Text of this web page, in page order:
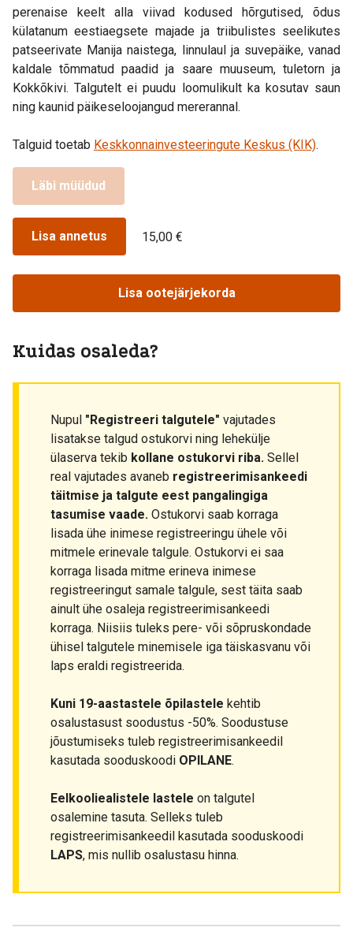
perenaise keelt alla viivad kodused hõrgutised, õdus
külatanum eestiaegsete majade ja triibulistes seelikutes
patseerivate Manija naistega, linnulaul ja suvepäike, vanad
kaldale tõmmatud paadid ja saare muuseum, tuletorn ja
Kokkõkivi. Talgutelt ei puudu loomulikult ka kosutav saun
ning kaunid päikeseloojangud mererannal.
Talguid toetab Keskkonnainvesteeringute Keskus (KIK).
Läbi müüdud
Lisa annetus 15,00 €
Lisa ootejärjekorda
Kuidas osaleda?
Nupul "Registreeri talgutele" vajutades
lisatakse talgud ostukorvi ning lehekülje
ülaserva tekib kollane ostukorvi riba. Sellel
real vajutades avaneb registreerimisankeedi
täitmise ja talgute eest pangalingiga
tasumise vaade. Ostukorvi saab korraga
lisada ühe inimese registreeringu ühele või
mitmele erinevale talgule. Ostukorvi ei saa
korraga lisada mitme erineva inimese
registreeringut samale talgule, sest täita saab
ainult ühe osaleja registreerimisankeedi
korraga. Niisiis tuleks pere- või sõpruskondade
ühisel talgutele minemisele iga täiskasvanu või
laps eraldi registreerida.
Kuni 19-aastastele õpilastele kehtib
osalustasust soodustus -50%. Soodustuse
jõustumiseks tuleb registreerimisankeedil
kasutada sooduskoodi OPILANE.
Eelkooliealistele lastele on talgutel
osalemine tasuta. Selleks tuleb
registreerimisankeedil kasutada sooduskoodi
LAPS, mis nullib osalustasu hinna.